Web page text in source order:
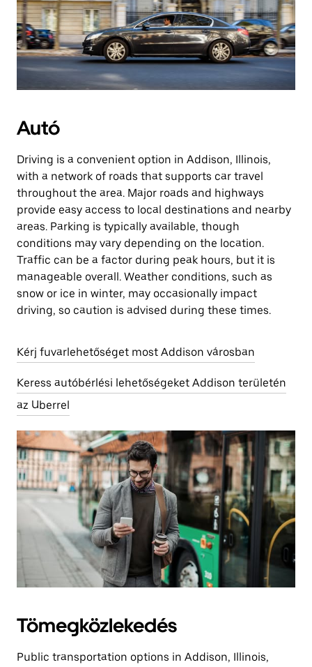
Autó
Driving is a convenient option in Addison, Illinois,
with a network of roads that supports car travel
throughout the area. Major roads and highways
provide easy access to local destinations and nearby
areas. Parking is typically available, though
conditions may vary depending on the location.
Traffic can be a factor during peak hours, but it is
manageable overall. Weather conditions, such as
snow or ice in winter, may occasionally impact
driving, so caution is advised during these times.
Kérj fuvarlehetőséget most Addison városban
Keress autóbérlési lehetőségeket Addison területén
az Uberrel
Tömegközlekedés
Public transportation options in Addison, Illinois,